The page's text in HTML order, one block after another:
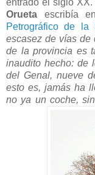
Orueta escribía
Petrográfico de la
escasez de vías de
de la provincia es
inaudito hecho: de
del Genal, nueve
esto es, jamás ha
no ya un coche,